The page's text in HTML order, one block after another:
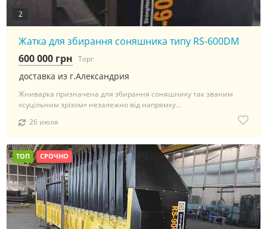
2
Жатка для збирання соняшника типу RS-600DM
доставка из г.Александрия
600 000 грн Торг
Жниварка призначена для збирання соняшнику так званим
«суцільним зрізом» незалежно від напрямку...
26 июля
ТОП СРОЧНО